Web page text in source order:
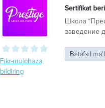
Fikr-mulohaza
bildiring
Sertifikat
Школа
заведение
Batafsil